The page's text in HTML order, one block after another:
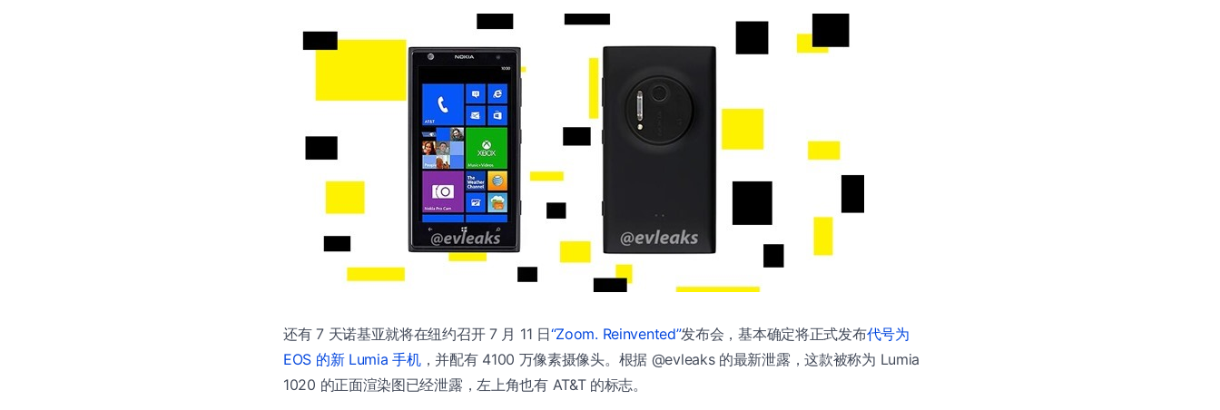
还有 7 天诺基亚就将在纽约召开 7 月 11 日“Zoom. Reinvented”发布会，基本确定将正式发布代号为
EOS 的新 Lumia 手机，并配有 4100 万像素摄像头。根据 @evleaks 的最新泄露，这款被称为 Lumia
1020 的正面渲染图已经泄露，左上角也有 AT&T 的标志。